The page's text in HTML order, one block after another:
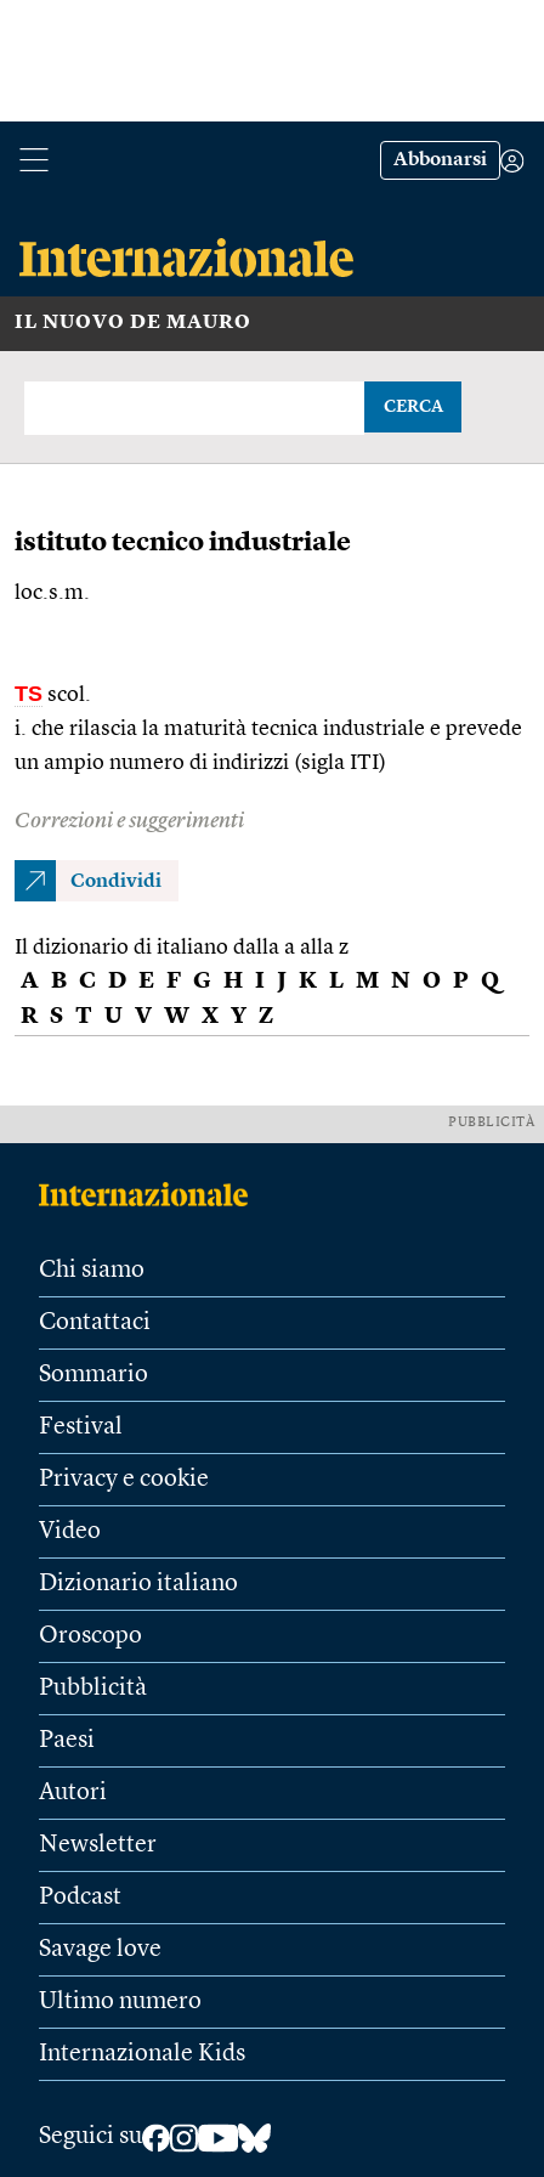
Abbonarsi
IL NUOVO DE MAURO
CERCA
istituto tecnico industriale
loc.s.m.
TS scol.
i. che rilascia la maturità tecnica industriale e prevede
un ampio numero di indirizzi (sigla ITI)
Correzioni e suggerimenti
Condividi
Il dizionario di italiano dalla a alla z
A B C D E F G H I J K L M N O P Q
R S T U V W X Y Z
PUBBLICITÀ
Chi siamo
Contattaci
Sommario
Festival
Privacy e cookie
Video
Dizionario italiano
Oroscopo
Pubblicità
Paesi
Autori
Newsletter
Podcast
Savage love
Ultimo numero
Internazionale Kids
Seguici su